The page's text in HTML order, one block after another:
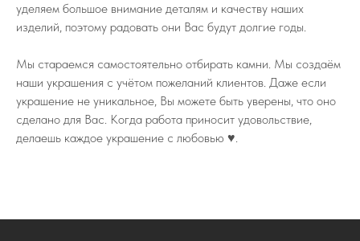
уделяем большое внимание деталям и качеству наших
изделий, поэтому радовать они Вас будут долгие годы.
Мы стараемся самостоятельно отбирать камни. Мы создаём
наши украшения с учётом пожеланий клиентов. Даже если
украшение не уникальное, Вы можете быть уверены, что оно
сделано для Вас. Когда работа приносит удовольствие,
делаешь каждое украшение с любовью ♥️.